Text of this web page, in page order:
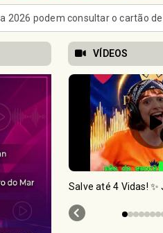
Estado de São Paulo confirma
VÍDEOS